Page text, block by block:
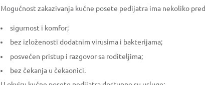
Mogućnost zakazivanja kućne posete pedijatra ima nekoliko
sigurnost i komfor;
bez izloženosti dodatnim virusima i bakterijama;
posvećen pristup i razgovor sa roditeljima;
bez čekanja u čekaonici.